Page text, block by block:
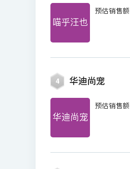
喵乎汪也
预估销售额
4 华迪尚宠
华迪尚宠
预估销售额